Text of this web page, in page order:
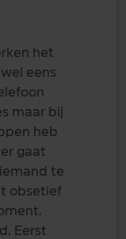
het
eens
maar bij
heb
gaat
te
obsetief
Eerst